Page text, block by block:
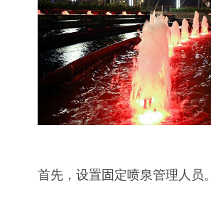
首先，设置固定喷泉管理人员。